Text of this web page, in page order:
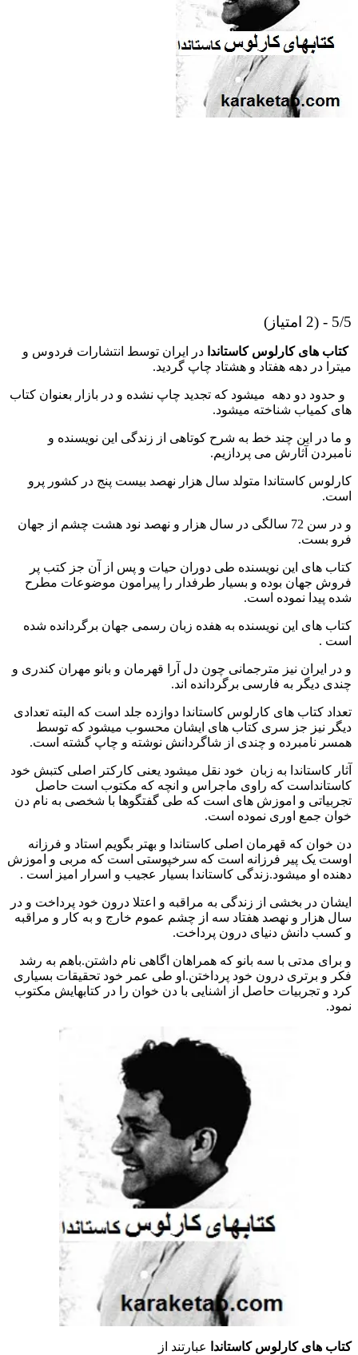
5/5 - (2 امتیاز)
کتاب های کارلوس کاستاندا در ایران توسط انتشارات فردوس و
میترا در دهه هفتاد و هشتاد چاپ گردید.
و حدود دو دهه میشود که تجدید چاپ نشده و در بازار بعنوان کتاب
های کمیاب شناخته میشود.
و ما در این چند خط به شرح کوتاهی از زندگی این نویسنده و
نامبردن آثارش می پردازیم.
کارلوس کاستاندا متولد سال هزار نهصد بیست پنج در کشور پرو
است.
و در سن 72 سالگی در سال هزار و نهصد نود هشت چشم از جهان
فرو بست.
کتاب های این نویسنده طی دوران حیات و پس از آن جز کتب پر
فروش جهان بوده و بسیار طرفدار را پیرامون موضوعات مطرح
شده پیدا نموده است.
کتاب های این نویسنده به هفده زبان رسمی جهان برگردانده شده
است .
و در ایران نیز مترجمانی چون دل آرا قهرمان و بانو مهران کندری و
چندی دیگر به فارسی برگردانده اند.
تعداد کتاب های کارلوس کاستاندا دوازده جلد است که البته تعدادی
دیگر نیز جز سری کتاب های ایشان محسوب میشود که توسط
همسر نامبرده و چندی از شاگردانش نوشته و چاپ گشته است.
آثار کاستاندا به زبان خود نقل میشود یعنی کارکتر اصلی کتبش خود
کاستانداست که راوی ماجراس و انچه که مکتوب است حاصل
تجربیاتی و اموزش های است که طی گفتگوها با شخصی به نام دن
خوان جمع اوری نموده است.
دن خوان که قهرمان اصلی کاستاندا و بهتر بگویم استاد و فرزانه
اوست یک پیر فرزانه است که سرخپوستی است که مربی و اموزش
دهنده او میشود.زندگی کاستاندا بسیار عجیب و اسرار امیز است .
ایشان در بخشی از زندگی به مراقبه و اعتلا درون خود پرداخت و در
سال هزار و نهصد هفتاد سه از چشم عموم خارج و به کار و مراقبه
و کسب دانش دنیای درون پرداخت.
و برای مدتی با سه بانو که همراهان اگاهی نام داشتن.باهم به رشد
فکر و برتری درون خود پرداختن.او طی عمر خود تحقیقات بسیاری
کرد و تجربیات حاصل از اشنایی با دن خوان را در کتابهایش مکتوب
نمود.
کتاب های کارلوس کاستاندا عبارتند از